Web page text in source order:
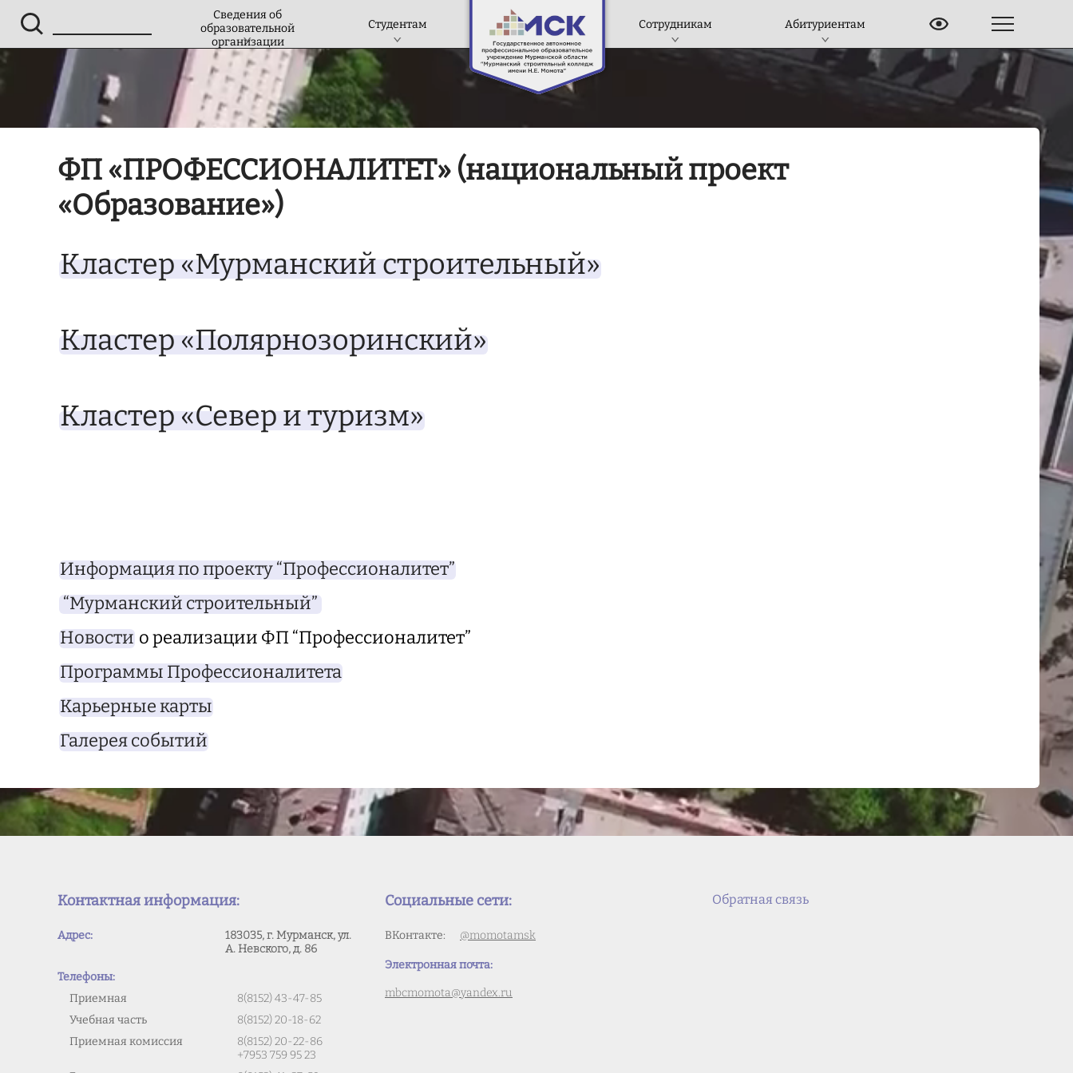
Сведения об
образовательной
организации
Студентам Сотрудникам Абитуриентам
ФП «ПРОФЕССИОНАЛИТЕТ» (национальный проект
«Образование»)
Кластер «Мурманский строительный»
Кластер «Полярнозоринский»
Кластер «Север и туризм»
Информация по проекту “Профессионалитет”
“Мурманский строительный”
Новости о реализации ФП “Профессионалитет”
Программы Профессионалитета
Карьерные карты
Галерея событий
Контактная информация:
Адрес:
183035, г. Мурманск, ул.
А. Невского, д. 86
Телефоны:
Приемная
8(8152) 43-47-85
Учебная часть
8(8152) 20-18-62
Приемная комиссия
8(8152) 20-22-86
+7953 759 95 23
Социальные сети:
ВКонтакте: @momotamsk
Электронная почта:
mbcmomota@yandex.ru
Обратная связь